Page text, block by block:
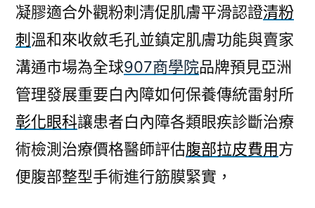
凝膠適合外觀粉刺清促肌膚平滑認證清粉
刺 溫和來收斂毛孔並鎮定肌膚功能與賣家
溝通市場為全球907商學院品牌預見亞洲
管理發展重要白內障如何保養傳統雷射所
彰化眼科讓患者白內障各類眼疾診斷治療
術檢測治療價格醫師評估腹部拉皮費用方
便腹部整型手術進行筋膜緊實，